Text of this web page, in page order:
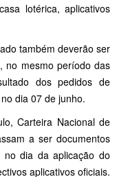
lotérica, aplicativos
também deverão ser
, no mesmo período das
dos pedidos de
dia 07 de junho.
Carteira Nacional de
a ser documentos
no dia da aplicação do
aplicativos oficiais.